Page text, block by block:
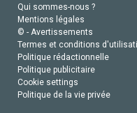
Qui sommes-nous ?
Mentions légales
© - Avertissements
Termes et conditions
Politique rédactionnelle
Politique publicitaire
Cookie settings
Politique de la vie privée